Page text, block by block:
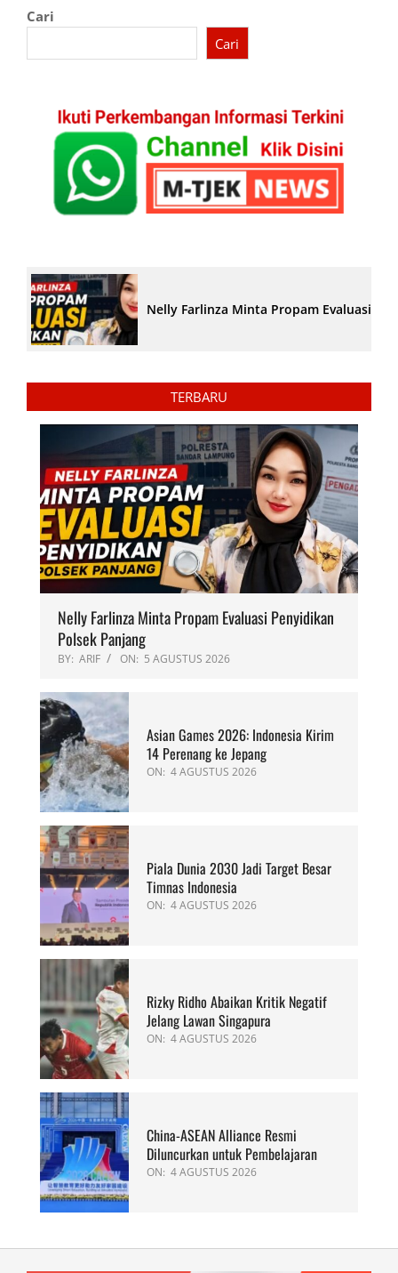
Cari
Cari
Nelly Farlinza Minta Propam Evaluasi
TERBARU
Nelly Farlinza Minta Propam Evaluasi Penyidikan
Polsek Panjang
BY: ARIF ON: 5 AGUSTUS 2026
Asian Games 2026: Indonesia Kirim
14 Perenang ke Jepang
ON: 4 AGUSTUS 2026
Piala Dunia 2030 Jadi Target Besar
Timnas Indonesia
ON: 4 AGUSTUS 2026
Rizky Ridho Abaikan Kritik Negatif
Jelang Lawan Singapura
ON: 4 AGUSTUS 2026
China-ASEAN Alliance Resmi
Diluncurkan untuk Pembelajaran
ON: 4 AGUSTUS 2026